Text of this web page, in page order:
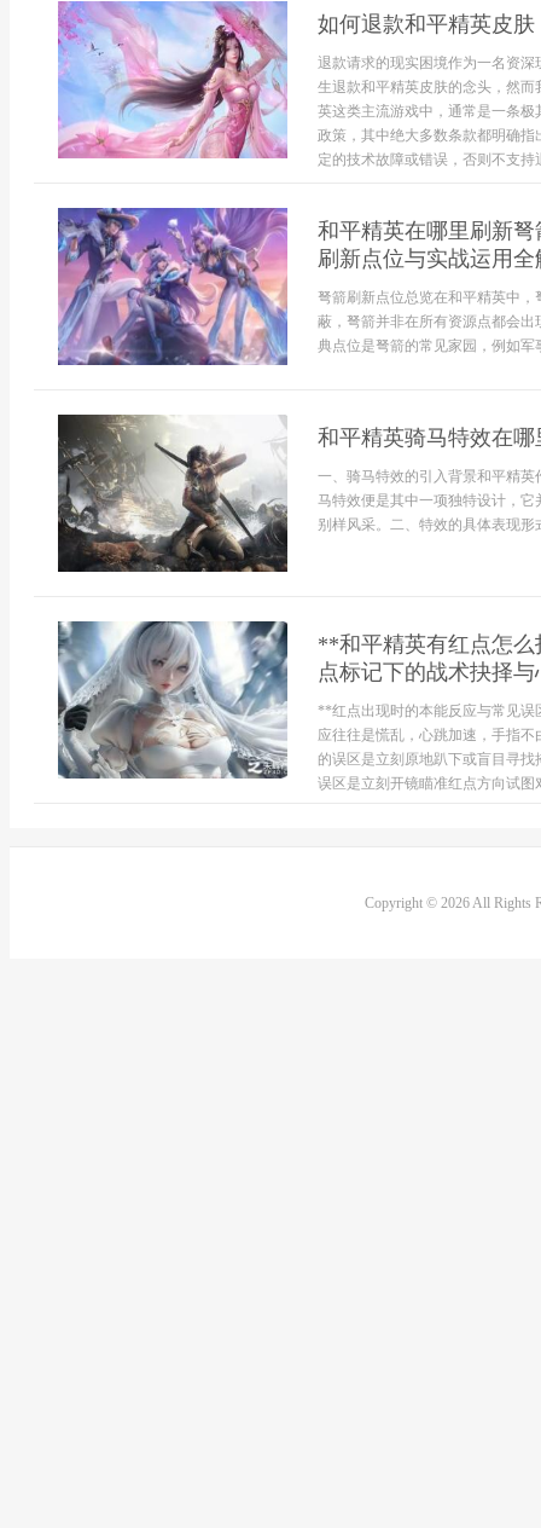
如何退款和平精英皮
退款请求的现实困境作为一名资
生退款和平精英皮肤的念头，然
英这类主流游戏中，通常是一条
政策，其中绝大多数条款都明确
定的技术故障或错误，否则不支持
和平精英在哪里刷新
刷新点位与实战运用全
弩箭刷新点位总览在和平精英中
蔽，弩箭并非在所有资源点都会
典点位是弩箭的常见家园，例如
和平精英骑马特效在
一、骑马特效的引入背景和平精
马特效便是其中一项独特设计，
别样风采。二、特效的具体表现形
**和平精英有红点怎
点标记下的战术抉择
**红点出现时的本能反应与常见
应往往是慌乱，心跳加速，手指
的误区是立刻原地趴下或盲目寻
误区是立刻开镜瞄准红点方向试
Copyright © 2026 All Rights